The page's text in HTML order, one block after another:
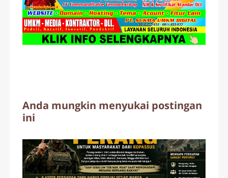
Anda mungkin menyukai postingan
ini